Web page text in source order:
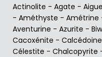
Actinolite - Agate -
- Améthyste - Amétrine
Aventurine - Azurite -
Cacoxénite - Calcédoine
Célestite - Chalcopyrite